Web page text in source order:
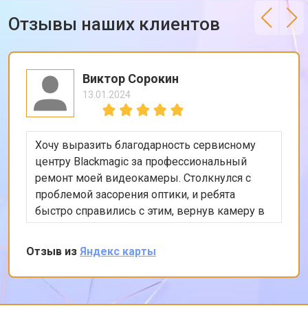
Отзывы наших клиентов
Виктор Сорокин
13.01.2024
Хочу выразить благодарность сервисному
центру Blackmagic за профессиональный
ремонт моей видеокамеры. Столкнулся с
проблемой засорения оптики, и ребята
быстро справились с этим, вернув камеру в
идеальное состояние. Особенно порадовало
качество обслуживания и использование
оригинальных запчастей. Спасибо!
Отзыв из Яндекс карты